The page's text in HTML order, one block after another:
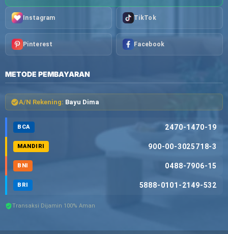
Instagram TikTok
Pinterest Facebook
METODE PEMBAYARAN
A/N Rekening: Bayu Dima
BCA 2470-1470-19
MANDIRI 900-00-3025718-3
BNI 0488-7906-15
BRI 5888-0101-2149-532
Transaksi Dijamin 100% Aman